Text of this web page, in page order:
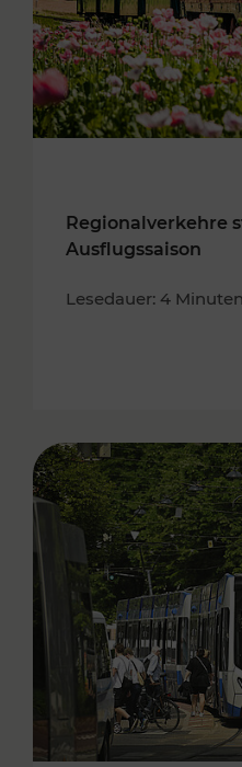
Regionalverkehre
Ausflugssaison
Lesedauer: 4 Minuten